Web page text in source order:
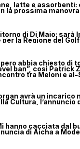
latte e assorbenti:
la prossima
di Di Maio: sarà
per la Regione del
abbia chiesto di
ban”, così Patrick
tra Meloni e al-
avrà un incarico
Cultura, l’annuncio
hanno cacciata dal
di Aicha a